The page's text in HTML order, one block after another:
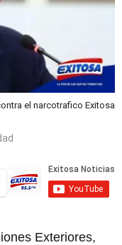
el narcotrafico Exitosa
Exteriores,